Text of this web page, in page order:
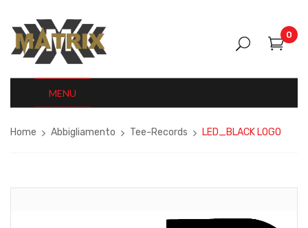
0
MENU
Home Abbigliamento Tee-Records LED_BLACK LOGO